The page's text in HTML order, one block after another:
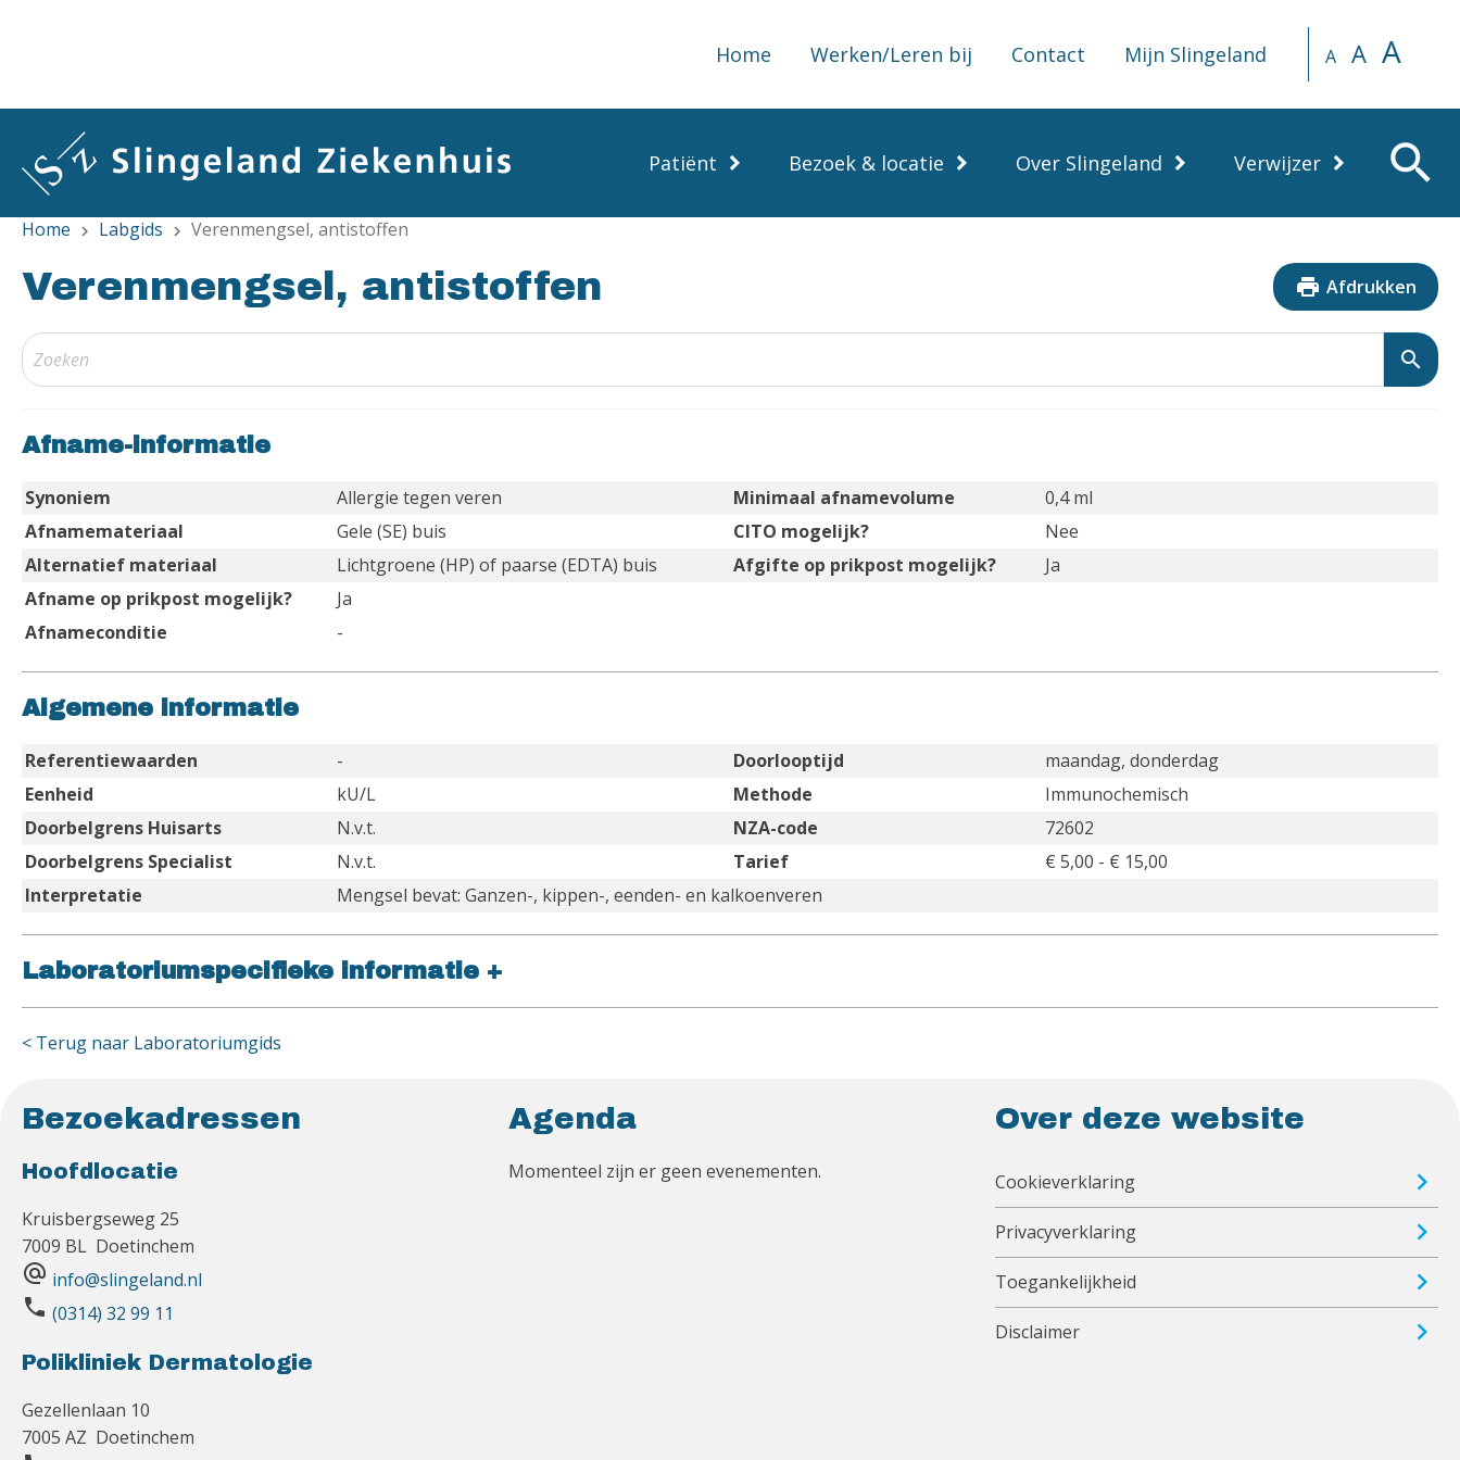
Home Werken/Leren bij Contact Mijn Slingeland A A A
Patiënt Bezoek & locatie Over Slingeland Verwijzer search
Home chevron_right Labgids chevron_right Verenmengsel, antistoffen
Verenmengsel, antistoffen print Afdrukken
search
Afname-informatie
Synoniem Allergie tegen veren Minimaal afnamevolume
0,4 ml
Afnamemateriaal
Gele (SE) buis CITO mogelijk?
Nee
Alternatief materiaal
Lichtgroene (HP) of paarse (EDTA) buis Afgifte op prikpost mogelijk?
Ja
Afname op prikpost mogelijk?
Ja
Afnameconditie
-
Algemene informatie
Referentiewaarden - Doorlooptijd
maandag, donderdag
Eenheid
kU/L Methode
Immunochemisch
Doorbelgrens Huisarts
N.v.t. NZA-code
72602
Doorbelgrens Specialist
N.v.t. Tarief
€ 5,00 - € 15,00
Interpretatie
Mengsel bevat: Ganzen-, kippen-, eenden- en kalkoenveren
Laboratoriumspecifieke informatie +
< Terug naar Laboratoriumgids
Bezoekadressen
Hoofdlocatie
Kruisbergseweg 25
7009 BL Doetinchem
alternate_email info@slingeland.nl
phone (0314) 32 99 11
Polikliniek Dermatologie
Gezellenlaan 10
7005 AZ Doetinchem
Agenda
Momenteel zijn er geen evenementen.
Over deze website
Cookieverklaring
Privacyverklaring
Toegankelijkheid
Disclaimer